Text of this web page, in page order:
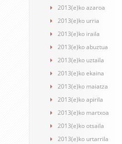
2013(e)ko azaroa
2013(e)ko urria
2013(e)ko iraila
2013(e)ko abuztua
2013(e)ko uztaila
2013(e)ko ekaina
2013(e)ko maiatza
2013(e)ko apirila
2013(e)ko martxoa
2013(e)ko otsaila
2013(e)ko urtarrila